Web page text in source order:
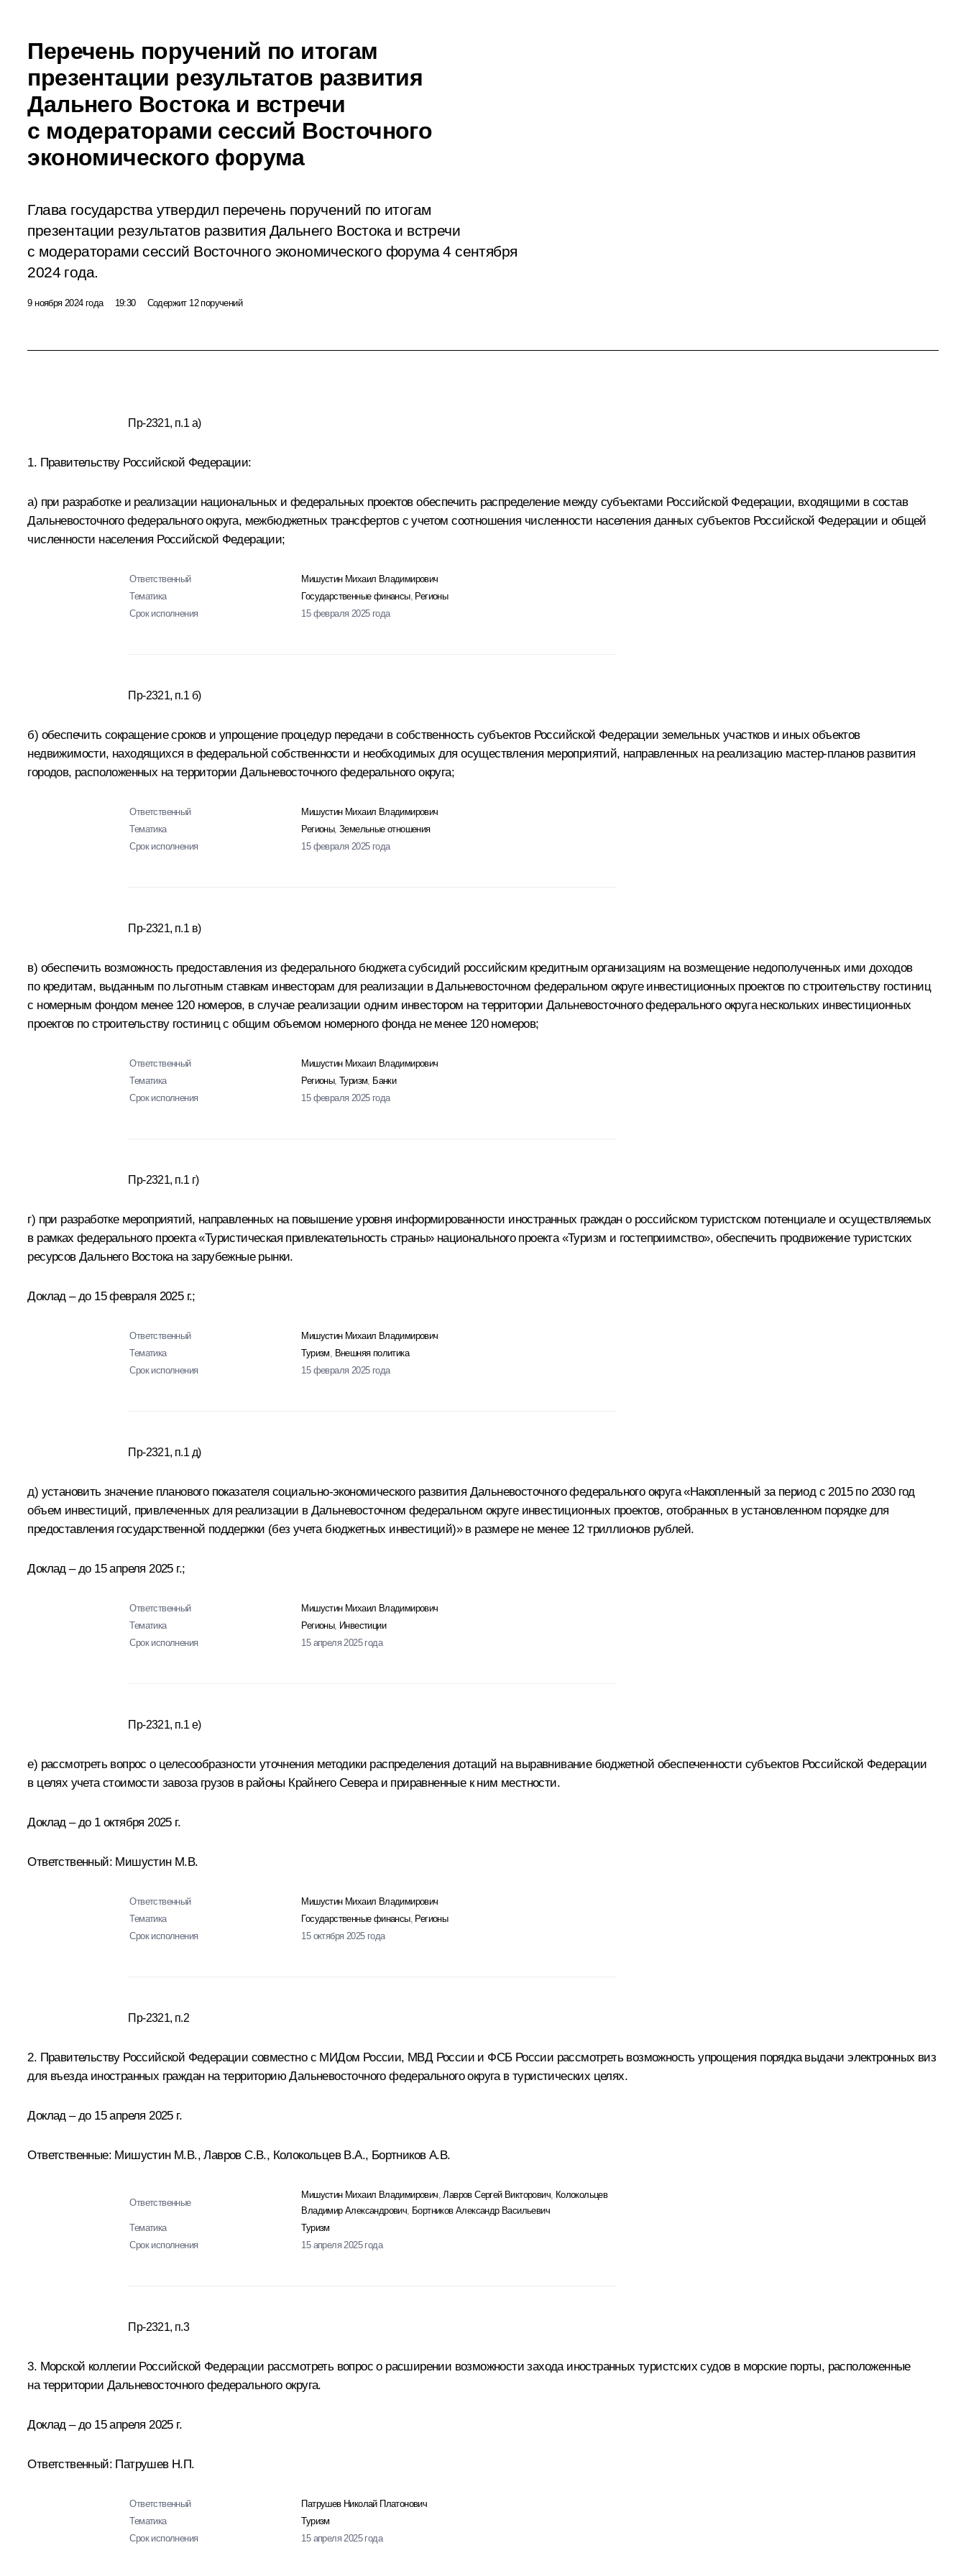
Перечень поручений по итогам
презентации результатов развития
Дальнего Востока и встречи
с модераторами сессий Восточного
экономического форума
Глава государства утвердил перечень поручений по итогам
презентации результатов развития Дальнего Востока и встречи
с модераторами сессий Восточного экономического форума 4 сентября
2024 года.
9 ноября 2024 года 19:30 Содержит 12 поручений
Пр-2321, п.1 а)
1. Правительству Российской Федерации:
а) при разработке и реализации национальных и федеральных проектов обеспечить распределение между субъектами Российской Федерации, входящими в состав
Дальневосточного федерального округа, межбюджетных трансфертов с учетом соотношения численности населения данных субъектов Российской Федерации и общей
численности населения Российской Федерации;
Ответственный
Мишустин Михаил Владимирович
Тематика
Государственные финансы, Регионы
Срок исполнения
15 февраля 2025 года
Пр-2321, п.1 б)
б) обеспечить сокращение сроков и упрощение процедур передачи в собственность субъектов Российской Федерации земельных участков и иных объектов
недвижимости, находящихся в федеральной собственности и необходимых для осуществления мероприятий, направленных на реализацию мастер-планов развития
городов, расположенных на территории Дальневосточного федерального округа;
Ответственный
Мишустин Михаил Владимирович
Тематика
Регионы,Земельные отношения
Срок исполнения
15 февраля 2025 года
Пр-2321, п.1 в)
в) обеспечить возможность предоставления из федерального бюджета субсидий российским кредитным организациям на возмещение недополученных ими доходов
по кредитам, выданным по льготным ставкам инвесторам для реализации в Дальневосточном федеральном округе инвестиционных проектов по строительству гостиниц
с номерным фондом менее 120 номеров, в случае реализации одним инвестором на территории Дальневосточного федерального округа нескольких инвестиционных
проектов по строительству гостиниц с общим объемом номерного фонда не менее 120 номеров;
Ответственный
Мишустин Михаил Владимирович
Тематика
Регионы,Туризм Банки
Срок исполнения
15 февраля 2025 года
Пр-2321, п.1 г)
г) при разработке мероприятий, направленных на повышение уровня информированности иностранных граждан о российском туристском потенциале и осуществляемых
в рамках федерального проекта «Туристическая привлекательность страны» национального проекта «Туризм и гостеприимство», обеспечить продвижение туристских
ресурсов Дальнего Востока на зарубежные рынки.
Доклад – до 15 февраля 2025 г.;
Ответственный
Мишустин Михаил Владимирович
Тематика
Туризм Внешняя политика
Срок исполнения
15 февраля 2025 года
Пр-2321, п.1 д)
д) установить значение планового показателя социально-экономического развития Дальневосточного федерального округа «Накопленный за период с 2015 по 2030 год
объем инвестиций, привлеченных для реализации в Дальневосточном федеральном округе инвестиционных проектов, отобранных в установленном порядке для
предоставления государственной поддержки (без учета бюджетных инвестиций)» в размере не менее 12 триллионов рублей.
Доклад – до 15 апреля 2025 г.;
Ответственный
Мишустин Михаил Владимирович
Тематика
Регионы, Инвестиции
Срок исполнения
15 апреля 2025 года
Пр-2321, п.1 е)
е) рассмотреть вопрос о целесообразности уточнения методики распределения дотаций на выравнивание бюджетной обеспеченности субъектов Российской Федерации
в целях учета стоимости завоза грузов в районы Крайнего Севера и приравненные к ним местности.
Доклад – до 1 октября 2025 г.
Ответственный: Мишустин М.В.
Ответственный
Мишустин Михаил Владимирович
Тематика
Государственные финансы, Регионы
Срок исполнения
15 октября 2025 года
Пр-2321, п.2
2. Правительству Российской Федерации совместно с МИДом России, МВД России и ФСБ России рассмотреть возможность упрощения порядка выдачи электронных виз
для въезда иностранных граждан на территорию Дальневосточного федерального округа в туристических целях.
Доклад – до 15 апреля 2025 г.
Ответственные: Мишустин М.В., Лавров С.В., Колокольцев В.А., Бортников А.В.
Ответственные
Мишустин Михаил Владимирович Лавров Сергей Викторович Колокольцев
Владимир Александрович Бортников Александр Васильевич
Тематика
Туризм
Срок исполнения
15 апреля 2025 года
Пр-2321, п.3
3. Морской коллегии Российской Федерации рассмотреть вопрос о расширении возможности захода иностранных туристских судов в морские порты, расположенные
на территории Дальневосточного федерального округа.
Доклад – до 15 апреля 2025 г.
Ответственный: Патрушев Н.П.
Ответственный
Патрушев Николай Платонович
Тематика
Туризм
Срок исполнения
15 апреля 2025 года